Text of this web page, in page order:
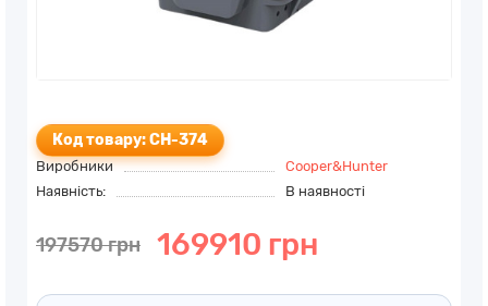
Код товару: CH-374
Виробники
Cooper&Hunter
Наявність:
В наявності
197570 грн 169910 грн